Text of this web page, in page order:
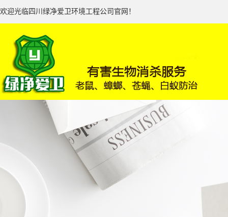
欢迎光临四川绿净爱卫环境工程公司官网！